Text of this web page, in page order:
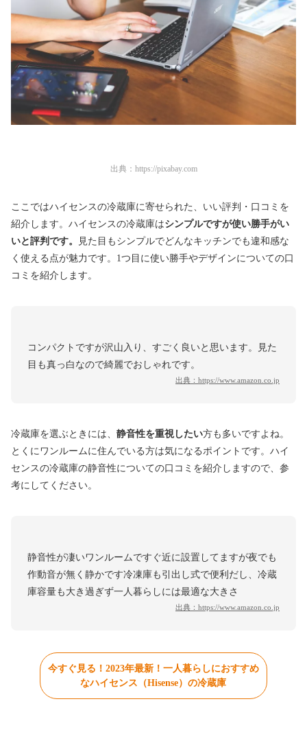
出典： https://pixabay.com
ここではハイセンスの冷蔵庫に寄せられた、いい評判・口コミを
紹介します。ハイセンスの冷蔵庫はシンプルですが使い勝手がい
いと評判です。
見た目もシンプルでどんなキッチンでも違和感な
く使える点が魅力です。1つ目に使い勝手やデザインについての口
コミを紹介します。
コンパクトですが沢山入り、すごく良いと思います。見た
目も真っ白なので綺麗でおしゃれです。
出典： https://www.amazon.co.jp
冷蔵庫を選ぶときには、 静音性を重視したい方も多いですよね。
とくにワンルームに住んでいる方は気になるポイントです。ハイ
センスの冷蔵庫の静音性についての口コミを紹介しますので、参
考にしてください。
静音性が凄いワンルームですぐ近に設置してますが夜でも
作動音が無く静かです冷凍庫も引出し式で便利だし、冷蔵
庫容量も大き過ぎず一人暮らしには最適な大きさ
出典： https://www.amazon.co.jp
今すぐ見る！2023年最新！一人暮らしにおすすめ
なハイセンス（Hisense）の冷蔵庫